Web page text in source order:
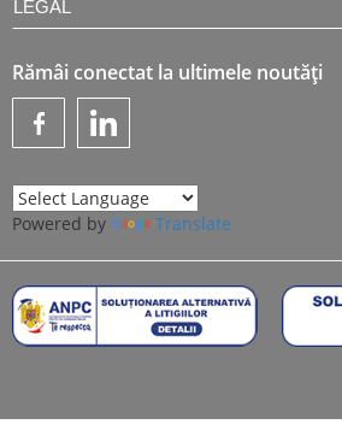
LEGAL
Rămâi conectat la ultimele noutăți
Powered by Translate